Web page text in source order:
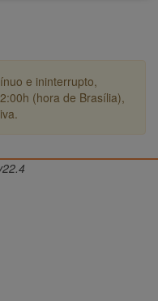
e ininterrupto,
(hora de Brasília),